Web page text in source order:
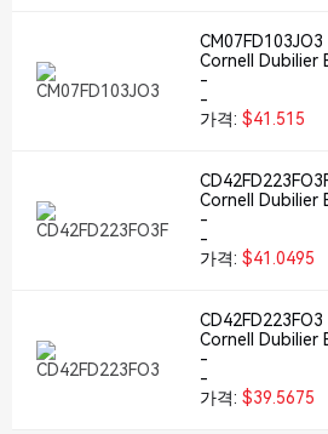
CM07FD103JO3
Cornell Dubilier
-
-
가격: $41.515
Cornell Dubilier
-
-
가격: $41.0495
CD42FD223FO3
Cornell Dubilier
-
-
가격: $39.5675